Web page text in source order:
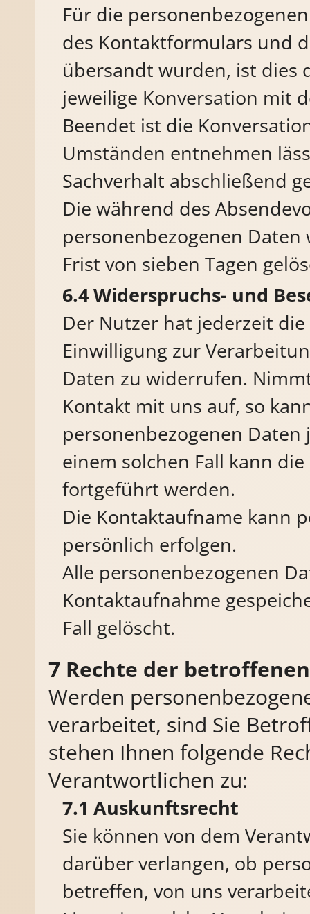
Für die
des Kontaktformulars und
übersandt wurden, ist dies
jeweilige Konversation mit
Beendet ist die
Umständen entnehmen
Sachverhalt abschließend
Die während des
personenbezogenen
Frist von sieben Tagen
Widerspruchs- und
Der Nutzer hat jederzeit
Einwilligung zur
Daten zu widerrufen.
Kontakt mit uns auf, so
personenbezogenen
einem solchen Fall kann
fortgeführt werden.
Die Kontaktaufname kann
persönlich erfolgen.
Alle personenbezogenen
Kontaktaufnahme
Fall gelöscht.
Rechte der
Werden
verarbeitet, sind Sie
stehen Ihnen folgende
Verantwortlichen zu:
Auskunftsrecht
Sie können von dem
darüber verlangen, ob
betreffen, von uns